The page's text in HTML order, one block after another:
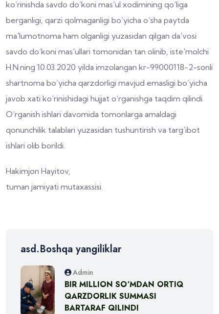
ko‘rinishda savdo do‘koni mas'ul xodimining qo‘liga
berganligi, qarzi qolmaganligi bo‘yicha o‘sha paytda
ma'lumotnoma ham olganligi yuzasidan qilgan da'vosi
savdo do‘koni mas'ullari tomonidan tan olinib, iste'molchi
H.N.ning 10.03.2020 yilda imzolangan kr-99000118-2-sonli
shartnoma bo‘yicha qarzdorligi mavjud emasligi bo‘yicha
javob xati ko‘rinishidagi hujjat o‘rganishga taqdim qilindi.
O‘rganish ishlari davomida tomonlarga amaldagi
qonunchilik talablari yuzasidan tushuntirish va targ‘ibot
ishlari olib borildi.
Hakimjon Hayitov,
tuman jamiyati mutaxassisi.
asd.Boshqa yangiliklar
Admin
BIR MILLION SO‘MDAN ORTIQ
QARZDORLIK SUMMASI
BARTARAF QILINDI